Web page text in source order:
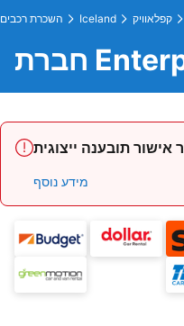
השכרת רכבים Iceland קפלאוויק
אישור תובענה ייצוגית
מידע נוסף